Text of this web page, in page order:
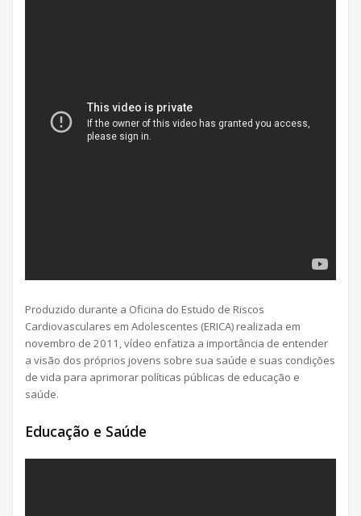
Produzido durante a Oficina do Estudo de Riscos
Cardiovasculares em Adolescentes (ERICA) realizada em
novembro de 2011, vídeo enfatiza a importância de entender
a visão dos próprios jovens sobre sua saúde e suas condições
de vida para aprimorar políticas públicas de educação e
saúde.
Educação e Saúde